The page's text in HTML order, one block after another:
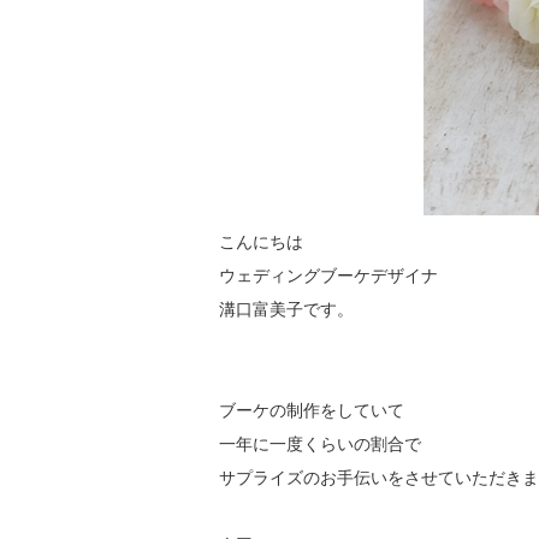
こんにちは
ウェディングブーケデザイナ
溝口富美子です。
ブーケの制作をしていて
一年に一度くらいの割合で
サプライズのお手伝いをさせていただき